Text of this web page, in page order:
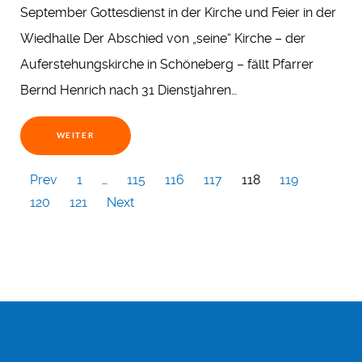
September Gottesdienst in der Kirche und Feier in der
Wiedhalle Der Abschied von „seine“ Kirche – der
Auferstehungskirche in Schöneberg – fällt Pfarrer
Bernd Henrich nach 31 Dienstjahren…
WEITER
Prev 1 … 115 116 117 118
119
120
121 Next